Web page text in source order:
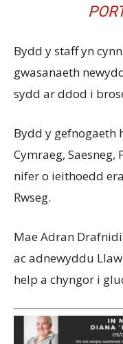
Bydd y staff yn
gwasanaeth
sydd ar ddod i
Bydd y gefnogaeth
Cymraeg, Saesneg,
nifer o ieithoedd
Rwseg.
Mae Adran
ac adnewyddu
help a chyngor i